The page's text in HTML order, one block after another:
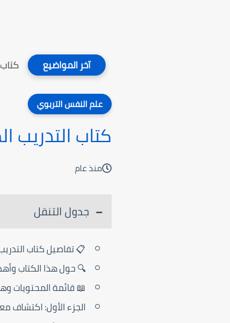
آخر المواضيع
علم النفس التربوي
كتاب التدريب
منذ عام
جدول التنقل
📋 تفاصيل كتاب
🔍 حول هذا الكتاب
📖 قائمة المحتويات
الجزء الأول: اكتشاف